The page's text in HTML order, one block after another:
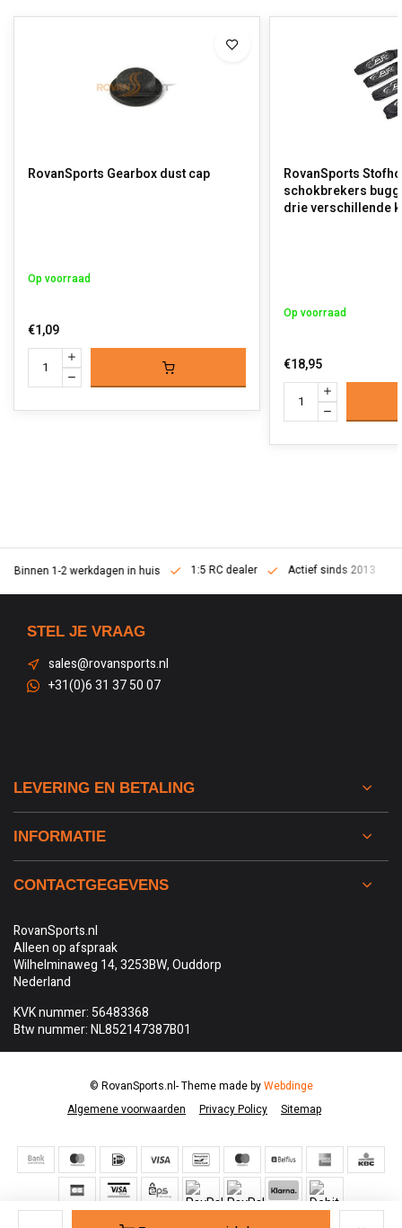
RovanSports Gearbox dust cap
Op voorraad
€1,09
RovanSports
schokbrekers
drie verschillende
Op voorraad
€18,95
Binnen 1-2 werkdagen in huis 1:5 RC dealer Actief sinds 2013
STEL JE VRAAG
sales@rovansports.nl
+31(0)6 31 37 50 07
LEVERING EN BETALING
INFORMATIE
CONTACTGEGEVENS
RovanSports.nl
Alleen op afspraak
Wilhelminaweg 14, 3253BW, Ouddorp
Nederland
KVK nummer: 56483368
Btw nummer: NL852147387B01
Algemene voorwaarden Privacy Policy Sitemap
© RovanSports.nl- Theme made byWebdinge